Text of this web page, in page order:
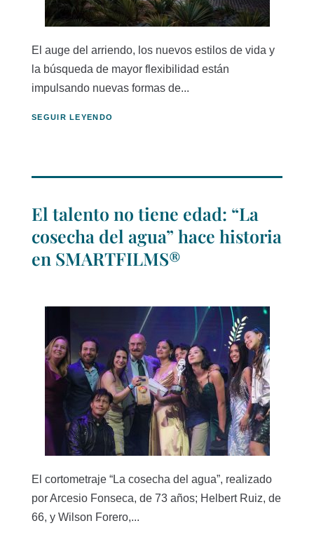
El auge del arriendo, los nuevos estilos de vida y
la búsqueda de mayor flexibilidad están
impulsando nuevas formas de...
SEGUIR LEYENDO
El talento no tiene edad: “La
cosecha del agua” hace historia
en SMARTFILMS®
El cortometraje “La cosecha del agua”, realizado
por Arcesio Fonseca, de 73 años; Helbert Ruiz, de
66, y Wilson Forero,...